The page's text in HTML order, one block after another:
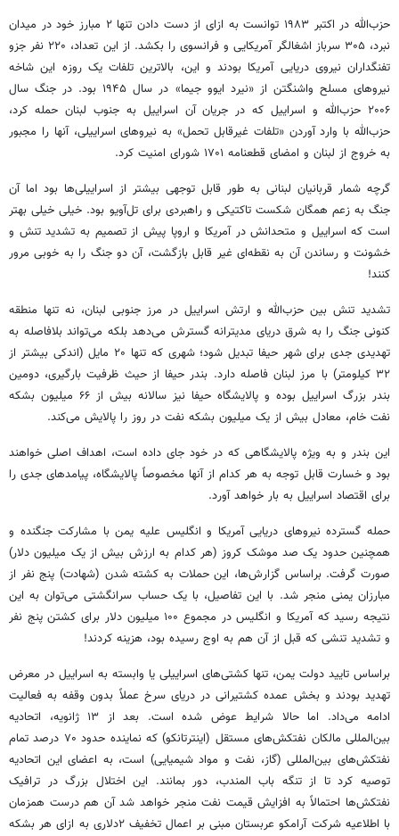
حزب‌الله در اکتبر ۱۹۸۳ توانست به ازای از دست دادن تنها ۲ مبارز خود در میدان
نبرد، ۳۰۵ سرباز اشغالگر آمریکایی و فرانسوی را بکشد. از این تعداد، ۲۲۰ نفر جزو
تفنگداران نیروی دریایی آمریکا بودند و این، بالاترین تلفات یک روزه این شاخه
نیروهای مسلح واشنگتن از «نیرد ایوو جیما» در سال ۱۹۴۵ بود. در جنگ سال
۲۰۰۶ حزب‌الله و اسراییل که در جریان آن اسراییل به جنوب لبنان حمله کرد،
حزب‌الله با وارد آوردن «تلفات غیرقابل تحمل» به نیروهای اسراییلی، آنها را مجبور
به خروج از لبنان و امضای قطعنامه ۱۷۰۱ شورای امنیت کرد.
گرچه شمار قربانیان لبنانی به طور قابل توجهی بیشتر از اسراییلی‌ها بود اما آن
جنگ به زعم همگان شکست تاکتیکی و راهبردی برای تل‌آویو بود. خیلی خیلی بهتر
است که اسراییل و متحدانش در آمریکا و اروپا پیش از تصمیم به تشدید تنش و
خشونت و رساندن آن به نقطه‌ای غیر قابل بازگشت، آن دو جنگ را به خوبی مرور
کنند!
تشدید تنش بین حزب‌الله و ارتش اسراییل در مرز جنوبی لبنان، نه تنها منطقه
کنونی جنگ را به شرق دریای مدیترانه گسترش می‌دهد بلکه می‌تواند بلافاصله به
تهدیدی جدی برای شهر حیفا تبدیل شود؛ شهری که تنها ۲۰ مایل (اندکی بیشتر از
۳۲ کیلومتر) با مرز لبنان فاصله دارد. بندر حیفا از حیث ظرفیت بارگیری، دومین
بندر بزرگ اسراییل بوده و پالایشگاه حیفا نیز سالانه بیش از ۶۶ میلیون بشکه
نفت خام، معادل بیش از یک میلیون بشکه نفت در روز را پالایش می‌کند.
این بندر و به ویژه پالایشگاهی که در خود جای داده است، اهداف اصلی خواهند
بود و خسارت قابل توجه به هر کدام از آنها مخصوصاً پالایشگاه، پیامدهای جدی را
برای اقتصاد اسراییل به بار خواهد آورد.
حمله گسترده نیروهای دریایی آمریکا و انگلیس علیه یمن با مشارکت جنگنده و
همچنین حدود یک صد موشک کروز (هر کدام به ارزش بیش از یک میلیون دلار)
صورت گرفت. براساس گزارش‌ها، این حملات به کشته شدن (شهادت) پنج نفر از
مبارزان یمنی منجر شد. با این تفاصیل، با یک حساب سرانگشتی می‌توان به این
نتیجه رسید که آمریکا و انگلیس در مجموع ۱۰۰ میلیون دلار برای کشتن پنج نفر
و تشدید تنشی که قبل از آن هم به اوج رسیده بود، هزینه کردند!
براساس تایید دولت یمن، تنها کشتی‌های اسراییلی یا وابسته به اسراییل در معرض
تهدید بودند و بخش عمده کشتیرانی در دریای سرخ عملاً بدون وقفه به فعالیت
ادامه می‌داد. اما حالا شرایط عوض شده است. بعد از ۱۳ ژانویه، اتحادیه
بین‌المللی مالکان نفتکش‌های مستقل (اینترتانکو) که نماینده حدود ۷۰ درصد تمام
نفتکش‌های بین‌المللی (گاز، نفت و مواد شیمیایی) است، به اعضای این اتحادیه
توصیه کرد تا از تنگه باب المندب، دور بمانند. این اختلال بزرگ در ترافیک
نفتکش‌ها احتمالاً به افزایش قیمت نفت منجر خواهد شد آن هم درست همزمان
با اطلاعیه شرکت آرامکو عربستان مبنی بر اعمال تخفیف ۲دلاری به ازای هر بشکه